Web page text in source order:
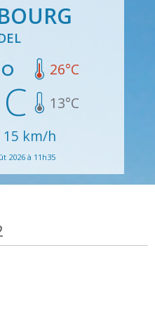
26°C
13°C
15 km/h
2026 à 11h35